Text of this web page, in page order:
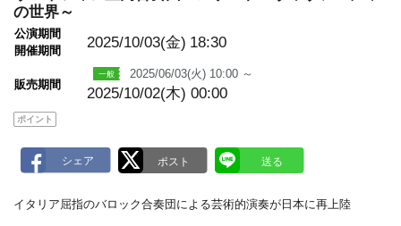
の世界～
公演期間
開催期間
2025/10/03(金) 18:30
販売期間
2025/06/03(火) 10:00 ～
2025/10/02(木) 00:00
ポイント
イタリア屈指のバロック合奏団による芸術的演奏が日本に再上陸